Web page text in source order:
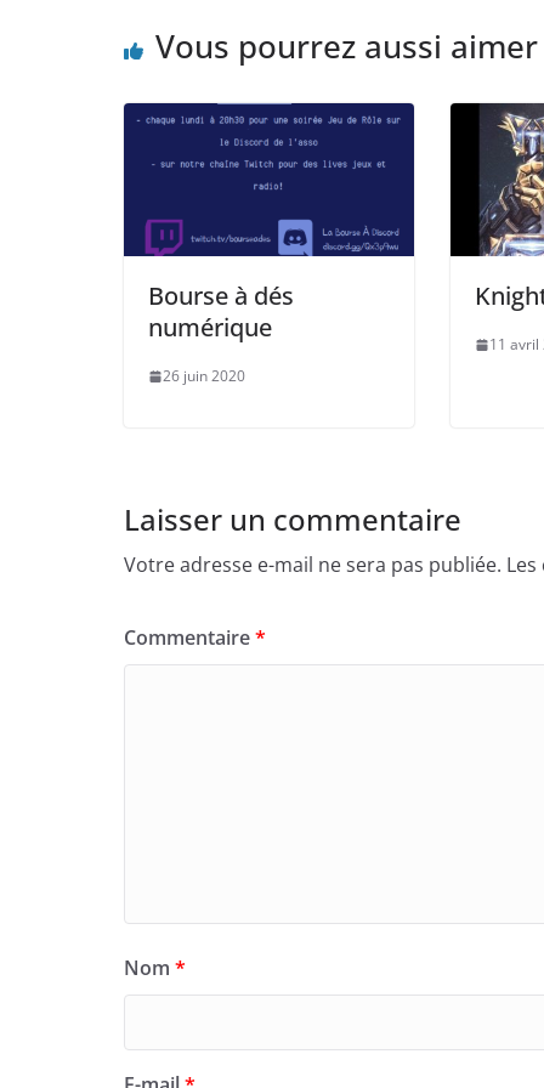
o
k
o
Vous pourrez aussi aimer
Bourse à dés
numérique
26 juin 2020
11 avril
Laisser un commentaire
Votre adresse e-mail ne sera pas publiée.
Commentaire*
Nom *